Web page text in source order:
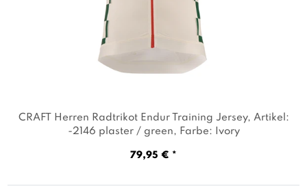
CRAFT Herren Radtrikot Endur Training Jersey, Artikel:
-2146 plaster / green, Farbe: Ivory
79,95 € *